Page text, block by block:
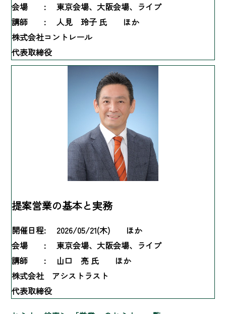
会場 :
東京会場、大阪会場、ライブ
講師 :
人見 玲子 氏 ほか
株式会社コントレール
代表取締役
提案営業の基本と実務
開催日程:
2026/05/21(木) ほか
会場 :
東京会場、大阪会場、ライブ
講師 :
山口 亮 氏 ほか
株式会社 アシストラスト
代表取締役